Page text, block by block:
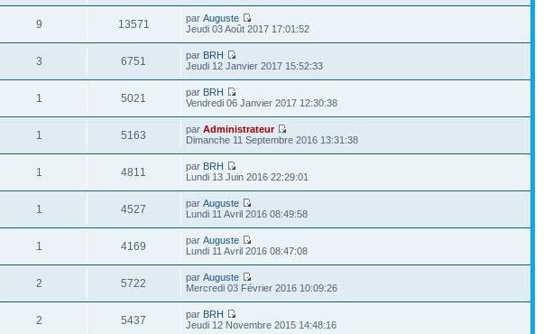
9 13571 parAuguste
Jeudi 03 Août 2017 17:01:52
3 6751 par BRH
Jeudi 12 Janvier 2017 15:52:33
1 5021 par BRH
Vendredi 06 Janvier 2017 12:30:38
1 5163 parAdministrateur
Dimanche 11 Septembre 2016 13:31:38
1 4811 par BRH
Lundi 13 Juin 2016 22:29:01
1 4527 parAuguste
Lundi 11 Avril 2016 08:49:58
1 4169 parAuguste
Lundi 11 Avril 2016 08:47:08
2 5722 parAuguste
Mercredi 03 Février 2016 10:09:26
2 5437 par BRH
Jeudi 12 Novembre 2015 14:48:16